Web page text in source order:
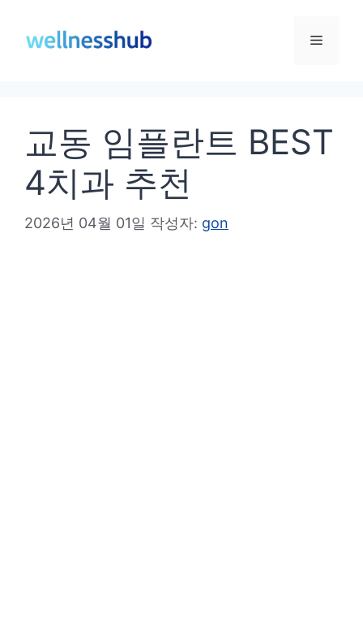
메
교동 임플란트 BEST
4치과 추천
2026년 04월 01일 작성자: gon